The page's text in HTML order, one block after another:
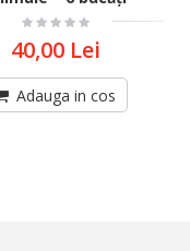
40,00 Lei
Adauga in cos